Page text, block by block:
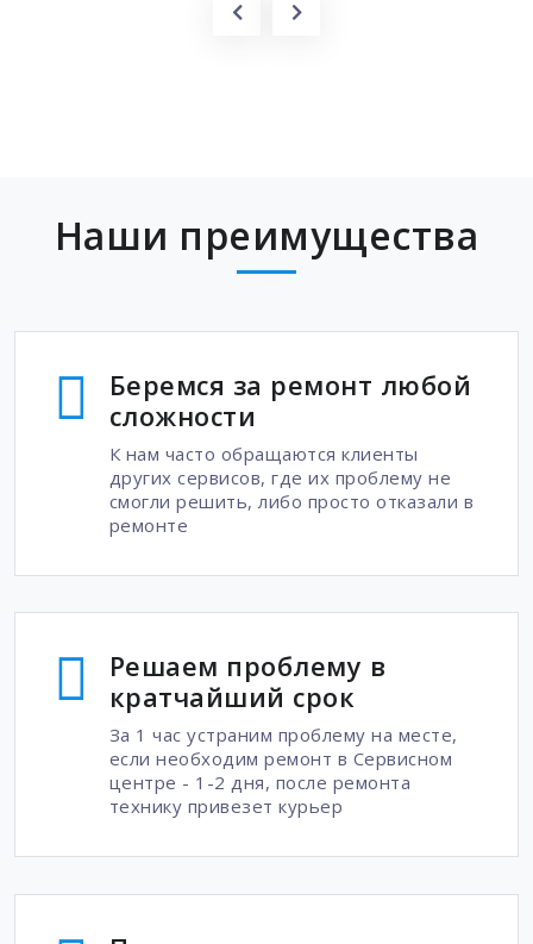
Наши преимущества
Беремся за ремонт любой
сложности
К нам часто обращаются клиенты
других сервисов, где их проблему не
смогли решить, либо просто отказали в
ремонте
Решаем проблему в
кратчайший срок
За 1 час устраним проблему на месте,
если необходим ремонт в Сервисном
центре - 1-2 дня, после ремонта
технику привезет курьер